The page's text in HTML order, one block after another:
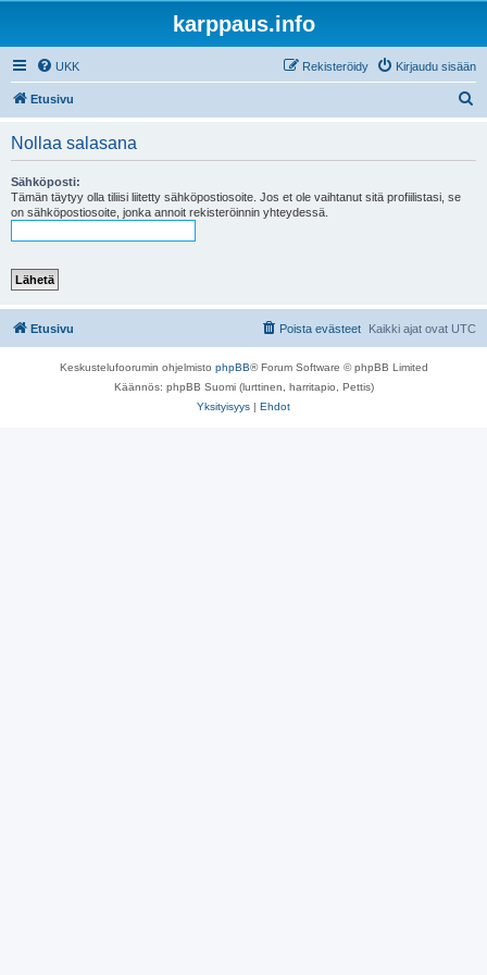
karppaus.info
UKK Kirjaudu sisään
Rekisteröidy
Etusivu
Nollaa salasana
Sähköposti:
Tämän täytyy olla tiliisi liitetty sähköpostiosoite. Jos et ole vaihtanut sitä profiilistasi, se
on sähköpostiosoite, jonka annoit rekisteröinnin yhteydessä.
Etusivu Kaikki ajat ovat UTC
Poista evästeet
Keskustelufoorumin ohjelmisto phpBB® Forum Software © phpBB Limited
Käännös: phpBB Suomi (lurttinen, harritapio, Pettis)
Yksityisyys | Ehdot